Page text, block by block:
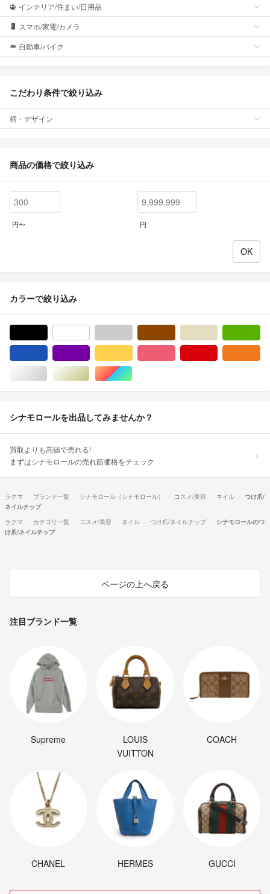
インテリア/住まい/日用品
スマホ/家電/カメラ
自動車/バイク
こだわり条件で絞り込み
柄・デザイン
商品の価格で絞り込み
円〜 円
カラーで絞り込み
シルバー/銀色系ゴールド/金色系マルチカラー
シナモロールを出品してみませんか？
買取よりも高値で売れる!
まずはシナモロールの売れ筋価格をチェック
ラクマ ブランド一覧 シナモロール（シナモロール） コスメ/美容 ネイル
つけ爪/
ネイルチップ
ラクマ
カテゴリ一覧 コスメ/美容 ネイル つけ爪/ネイルチップ
シナモロールのつ
け爪/ネイルチップ
ページの上へ戻る
注目ブランド一覧
Supreme
LOUIS
VUITTON
COACH
CHANEL HERMES GUCCI